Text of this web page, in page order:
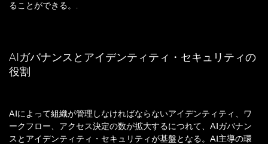
ることができる。.
AIガバナンスとアイデンティティ・セキュリティの
役割
AIによって組織が管理しなければならないアイデンティティ、ワ
ークフロー、アクセス決定の数が拡大するにつれて、AIガバナン
スとアイデンティティ・セキュリティが基盤となる。AI主導の環